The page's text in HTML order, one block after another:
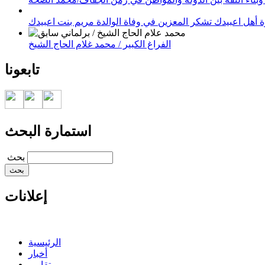
أهل اعبيدك تشكر المعزين في وفاة الوالدة مريم بنت اعبيدك
الفراغ الكبير / محمد غلام الحاج الشيخ
تابعونا
استمارة البحث
‏بحث ‏
إعلانات
الرئيسية
أخبار